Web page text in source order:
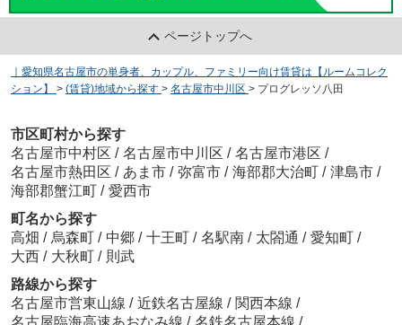
ページトップへ
｜愛知県名古屋市の単身者、カップル、ファミリー向け賃貸は【ルームコレク
ション】
> (賃貸)地域から探す > 名古屋市中川区 > プログレッソ八田
市区町村から探す
名古屋市中村区 / 名古屋市中川区 / 名古屋市港区 /
名古屋市熱田区 / あま市 / 弥富市 / 海部郡大治町 / 津島市 /
海部郡蟹江町 / 愛西市
町名から探す
高畑 / 烏森町 / 中郷 / 十王町 / 名駅南 / 太閤通 / 愛知町 /
大西 / 大秋町 / 則武
路線から探す
名古屋市営東山線 / 近鉄名古屋線 / 関西本線 /